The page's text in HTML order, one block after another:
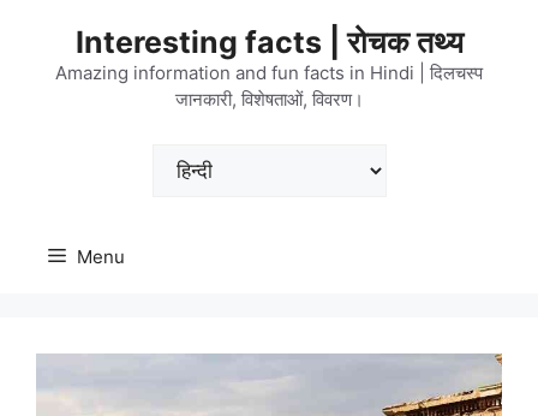
content
Interesting facts | रोचक तथ्य
Amazing information and fun facts in Hindi | दिलचस्प
जानकारी, विशेषताओं, विवरण।
Choose
Menu